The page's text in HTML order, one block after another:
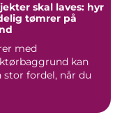
skal laves: hyr
tømrer på
med
kan
fordel, når du